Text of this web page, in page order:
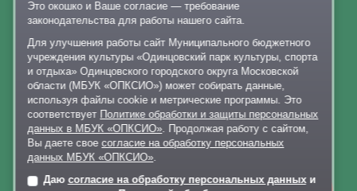
Раздевалки
Контакты
+7 926 341-20-63 ,
+7 926 341-20-82
delo@lazytina-park.ru
Политика обработки персональных данных
Онлайн-
Это окошко и Ваше согласие — требование
законодательства для работы нашего сайта.
Для улучшения работы сайт Муниципального бюджетного
учреждения культуры «Одинцовский парк культуры, спорта
и отдыха» Одинцовского городского округа Московской
области (МБУК «ОПКСИО») может собирать данные,
используя файлы cookie и метрические программы. Это
соответствует Политике обработки и защиты персональных
данных в МБУК «ОПКСИО». Продолжая работу с сайтом,
Вы даете своесогласие на обработку персональных
данных МБУК «ОПКСИО».
Даю согласие на обработку персональных данныхи